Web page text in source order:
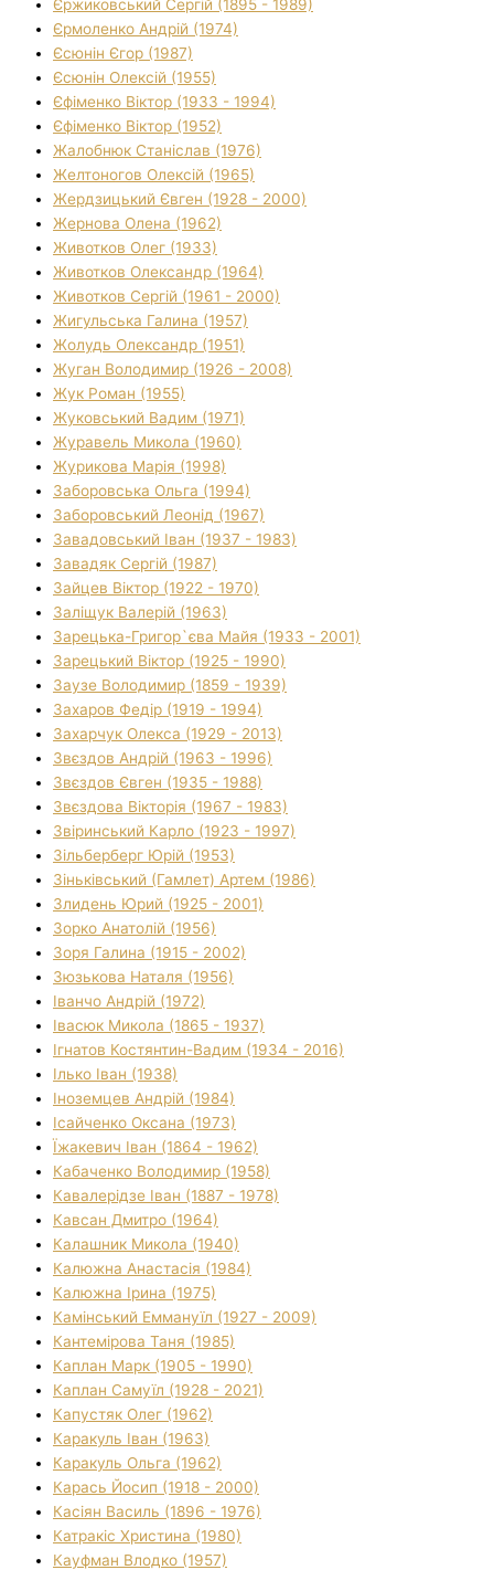
Єржиковський Сергій (1895 - 1989)
Єрмоленко Андрій (1974)
Єсюнін Єгор (1987)
Єсюнін Олексій (1955)
Єфіменко Віктор (1933 - 1994)
Єфіменко Віктор (1952)
Жалобнюк Станіслав (1976)
Желтоногов Олексій (1965)
Жердзицький Євген (1928 - 2000)
Жернова Олена (1962)
Животков Олег (1933)
Животков Олександр (1964)
Животков Сергій (1961 - 2000)
Жигульська Галина (1957)
Жолудь Олександр (1951)
Жуган Володимир (1926 - 2008)
Жук Роман (1955)
Жуковський Вадим (1971)
Журавель Микола (1960)
Журикова Марія (1998)
Заборовська Ольга (1994)
Заборовський Леонід (1967)
Завадовський Іван (1937 - 1983)
Завадяк Сергій (1987)
Зайцев Віктор (1922 - 1970)
Заліщук Валерій (1963)
Зарецька-Григор`єва Майя (1933 - 2001)
Зарецький Віктор (1925 - 1990)
Заузе Володимир (1859 - 1939)
Захаров Федір (1919 - 1994)
Захарчук Олекса (1929 - 2013)
Звєздов Андрій (1963 - 1996)
Звєздов Євген (1935 - 1988)
Звєздова Вікторія (1967 - 1983)
Звіринський Карло (1923 - 1997)
Зільберберг Юрій (1953)
Зіньківський (Гамлет) Артем (1986)
Злидень Юрий (1925 - 2001)
Зорко Анатолій (1956)
Зоря Галина (1915 - 2002)
Зюзькова Наталя (1956)
Іванчо Андрій (1972)
Івасюк Микола (1865 - 1937)
Ігнатов Костянтин-Вадим (1934 - 2016)
Ілько Іван (1938)
Іноземцев Андрій (1984)
Ісайченко Оксана (1973)
Їжакевич Іван (1864 - 1962)
Кабаченко Володимир (1958)
Кавалерідзе Іван (1887 - 1978)
Кавсан Дмитро (1964)
Калашник Микола (1940)
Калюжна Анастасія (1984)
Калюжна Ірина (1975)
Камінський Еммануїл (1927 - 2009)
Кантемірова Таня (1985)
Каплан Марк (1905 - 1990)
Каплан Самуїл (1928 - 2021)
Капустяк Олег (1962)
Каракуль Іван (1963)
Каракуль Ольга (1962)
Карась Йосип (1918 - 2000)
Касіян Василь (1896 - 1976)
Катракіс Христина (1980)
Кауфман Влодко (1957)